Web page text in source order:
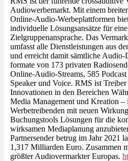
Audiowerbemarkt. Mit einem
Online-Audio-Werbeplattformen
individuelle Lösungsansätze für
Zielgruppenansprache. Das
umfasst alle Dienstleistungen aus
und erreicht damit sämtliche Audio-
formate von 173 privaten
Online-Audio-Streams, 585
Speaker und Voice. RMS ist
Innovationen in den Bereichen
Media Management und Kreation –
Werbetreibenden mit neuen
Buchungstools Lösungen für die
wirksamen Mediaplanung
Partnersender betrug im Jahr 2021
1,317 Milliarden Euro. Zusammen
größter Audiovermarkter Europas.